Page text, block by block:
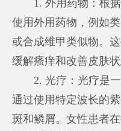
1. 外用药物：根据
使用外用药物，例如
或合成维甲类似物。
缓解瘙痒和改善皮肤状
2. 光疗：光疗是一
通过使用特定波长的
斑和鳞屑。女性患者